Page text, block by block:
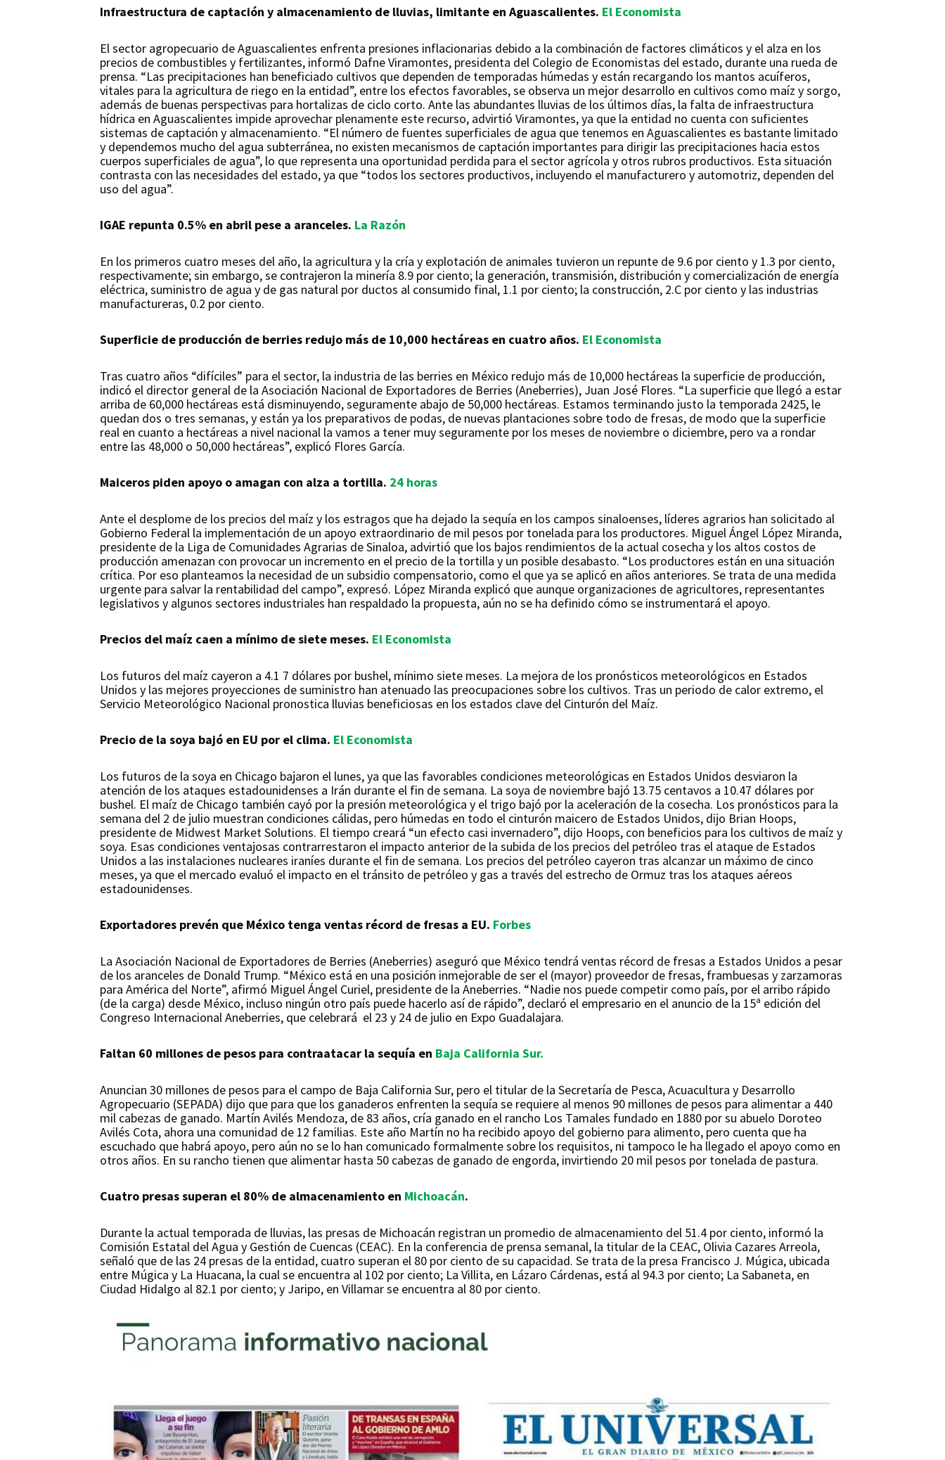
Infraestructura de captación y almacenamiento de lluvias, limitante en Aguascalientes. El Economista
El sector agropecuario de Aguascalientes enfrenta presiones inflacionarias debido a la combinación de factores climáticos y el alza en los
precios de combustibles y fertilizantes, informó Dafne Viramontes, presidenta del Colegio de Economistas del estado, durante una rueda de
prensa. “Las precipitaciones han beneficiado cultivos que dependen de temporadas húmedas y están recargando los mantos acuíferos,
vitales para la agricultura de riego en la entidad”, entre los efectos favorables, se observa un mejor desarrollo en cultivos como maíz y sorgo,
además de buenas perspectivas para hortalizas de ciclo corto. Ante las abundantes lluvias de los últimos días, la falta de infraestructura
hídrica en Aguascalientes impide aprovechar plenamente este recurso, advirtió Viramontes, ya que la entidad no cuenta con suficientes
sistemas de captación y almacenamiento. “El número de fuentes superficiales de agua que tenemos en Aguascalientes es bastante limitado
y dependemos mucho del agua subterránea, no existen mecanismos de captación importantes para dirigir las precipitaciones hacia estos
cuerpos superficiales de agua”, lo que representa una oportunidad perdida para el sector agrícola y otros rubros productivos. Esta situación
contrasta con las necesidades del estado, ya que “todos los sectores productivos, incluyendo el manufacturero y automotriz, dependen del
uso del agua”.
IGAE repunta 0.5% en abril pese a aranceles. La Razón
En los primeros cuatro meses del año, la agricultura y la cría y explotación de animales tuvieron un repunte de 9.6 por ciento y 1.3 por ciento,
respectivamente; sin embargo, se contrajeron la minería 8.9 por ciento; la generación, transmisión, distribución y comercialización de energía
eléctrica, suministro de agua y de gas natural por ductos al consumido final, 1.1 por ciento; la construcción, 2.C por ciento y las industrias
manufactureras, 0.2 por ciento.
Superficie de producción de berries redujo más de 10,000 hectáreas en cuatro años. El Economista
Tras cuatro años “difíciles” para el sector, la industria de las berries en México redujo más de 10,000 hectáreas la superficie de producción,
indicó el director general de la Asociación Nacional de Exportadores de Berries (Aneberries), Juan José Flores. “La superficie que llegó a estar
arriba de 60,000 hectáreas está disminuyendo, seguramente abajo de 50,000 hectáreas. Estamos terminando justo la temporada 2425, le
quedan dos o tres semanas, y están ya los preparativos de podas, de nuevas plantaciones sobre todo de fresas, de modo que la superficie
real en cuanto a hectáreas a nivel nacional la vamos a tener muy seguramente por los meses de noviembre o diciembre, pero va a rondar
entre las 48,000 o 50,000 hectáreas”, explicó Flores García.
Maiceros piden apoyo o amagan con alza a tortilla. 24 horas
Ante el desplome de los precios del maíz y los estragos que ha dejado la sequía en los campos sinaloenses, líderes agrarios han solicitado al
Gobierno Federal la implementación de un apoyo extraordinario de mil pesos por tonelada para los productores. Miguel Ángel López Miranda,
presidente de la Liga de Comunidades Agrarias de Sinaloa, advirtió que los bajos rendimientos de la actual cosecha y los altos costos de
producción amenazan con provocar un incremento en el precio de la tortilla y un posible desabasto. “Los productores están en una situación
crítica. Por eso planteamos la necesidad de un subsidio compensatorio, como el que ya se aplicó en años anteriores. Se trata de una medida
urgente para salvar la rentabilidad del campo”, expresó. López Miranda explicó que aunque organizaciones de agricultores, representantes
legislativos y algunos sectores industriales han respaldado la propuesta, aún no se ha definido cómo se instrumentará el apoyo.
Precios del maíz caen a mínimo de siete meses. El Economista
Los futuros del maíz cayeron a 4.1 7 dólares por bushel, mínimo siete meses. La mejora de los pronósticos meteorológicos en Estados
Unidos y las mejores proyecciones de suministro han atenuado las preocupaciones sobre los cultivos. Tras un periodo de calor extremo, el
Servicio Meteorológico Nacional pronostica lluvias beneficiosas en los estados clave del Cinturón del Maíz.
Precio de la soya bajó en EU por el clima. El Economista
Los futuros de la soya en Chicago bajaron el lunes, ya que las favorables condiciones meteorológicas en Estados Unidos desviaron la
atención de los ataques estadounidenses a Irán durante el fin de semana. La soya de noviembre bajó 13.75 centavos a 10.47 dólares por
bushel. El maíz de Chicago también cayó por la presión meteorológica y el trigo bajó por la aceleración de la cosecha. Los pronósticos para la
semana del 2 de julio muestran condiciones cálidas, pero húmedas en todo el cinturón maicero de Estados Unidos, dijo Brian Hoops,
presidente de Midwest Market Solutions. El tiempo creará “un efecto casi invernadero”, dijo Hoops, con beneficios para los cultivos de maíz y
soya. Esas condiciones ventajosas contrarrestaron el impacto anterior de la subida de los precios del petróleo tras el ataque de Estados
Unidos a las instalaciones nucleares iraníes durante el fin de semana. Los precios del petróleo cayeron tras alcanzar un máximo de cinco
meses, ya que el mercado evaluó el impacto en el tránsito de petróleo y gas a través del estrecho de Ormuz tras los ataques aéreos
estadounidenses.
Exportadores prevén que México tenga ventas récord de fresas a EU. Forbes
La Asociación Nacional de Exportadores de Berries (Aneberries) aseguró que México tendrá ventas récord de fresas a Estados Unidos a pesar
de los aranceles de Donald Trump. “México está en una posición inmejorable de ser el (mayor) proveedor de fresas, frambuesas y zarzamoras
para América del Norte”, afirmó Miguel Ángel Curiel, presidente de la Aneberries. “Nadie nos puede competir como país, por el arribo rápido
(de la carga) desde México, incluso ningún otro país puede hacerlo así de rápido”, declaró el empresario en el anuncio de la 15ª edición del
Congreso Internacional Aneberries, que celebrará el 23 y 24 de julio en Expo Guadalajara.
Faltan 60 millones de pesos para contraatacar la sequía en Baja California Sur.
Anuncian 30 millones de pesos para el campo de Baja California Sur, pero el titular de la Secretaría de Pesca, Acuacultura y Desarrollo
Agropecuario (SEPADA) dijo que para que los ganaderos enfrenten la sequía se requiere al menos 90 millones de pesos para alimentar a 440
mil cabezas de ganado. Martín Avilés Mendoza, de 83 años, cría ganado en el rancho Los Tamales fundado en 1880 por su abuelo Doroteo
Avilés Cota, ahora una comunidad de 12 familias. Este año Martín no ha recibido apoyo del gobierno para alimento, pero cuenta que ha
escuchado que habrá apoyo, pero aún no se lo han comunicado formalmente sobre los requisitos, ni tampoco le ha llegado el apoyo como en
otros años. En su rancho tienen que alimentar hasta 50 cabezas de ganado de engorda, invirtiendo 20 mil pesos por tonelada de pastura.
Cuatro presas superan el 80% de almacenamiento en Michoacán.
Durante la actual temporada de lluvias, las presas de Michoacán registran un promedio de almacenamiento del 51.4 por ciento, informó la
Comisión Estatal del Agua y Gestión de Cuencas (CEAC). En la conferencia de prensa semanal, la titular de la CEAC, Olivia Cazares Arreola,
señaló que de las 24 presas de la entidad, cuatro superan el 80 por ciento de su capacidad. Se trata de la presa Francisco J. Múgica, ubicada
entre Múgica y La Huacana, la cual se encuentra al 102 por ciento; La Villita, en Lázaro Cárdenas, está al 94.3 por ciento; La Sabaneta, en
Ciudad Hidalgo al 82.1 por ciento; y Jaripo, en Villamar se encuentra al 80 por ciento.